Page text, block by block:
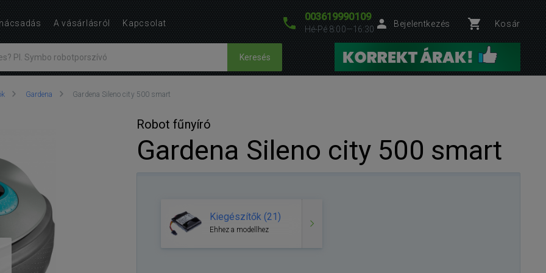
003619990109
Hé-Pé 8:00—16:30
Bejelentkezés Kosár
Keresés
Gardena Gardena Sileno city 500 smart
Robot fűnyíró
Gardena Sileno city 500 smart
Kiegészítők (21)
Ehhez a modellhez
A vásárlásról Kapcsolat